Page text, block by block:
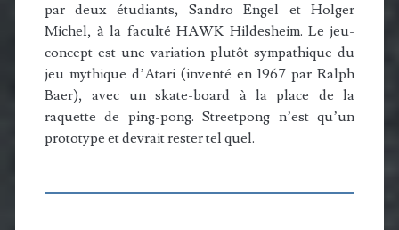
par deux étudiants, Sandro Engel et Holger
Michel, à la faculté HAWK Hildesheim. Le jeu-
concept est une variation plutôt sympathique du
jeu mythique d’Atari (inventé en 1967 par Ralph
Baer), avec un skate-board à la place de la
raquette de ping-pong. Streetpong n’est qu’un
prototype et devrait rester tel quel.